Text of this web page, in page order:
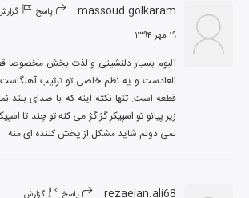
massoud golkaram پاسخ
۱۹ مهر ۱۳۹۴
نمی دونم شاید مشکل از پخش کننده ای منه
rezaeian.ali68 پاسخ گزارش